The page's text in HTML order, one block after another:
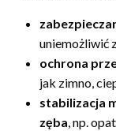
uniemożliwić
ochrona
jak zimno,
stabilizacja
zęba, np.